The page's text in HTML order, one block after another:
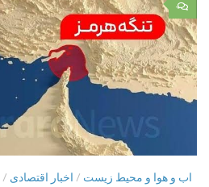
۰
اب و هوا و محیط زیست / اخبار اقتصادی /